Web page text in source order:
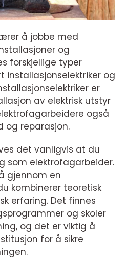
å jobbe med
og
forskjellige typer
installasjonselektriker og
er
av elektrisk utstyr
også
og reparasjon.
det vanligvis at du
som elektrofagarbeider.
gjennom en
kombinerer teoretisk
erfaring. Det finnes
og skoler
og det er viktig å
for å sikre